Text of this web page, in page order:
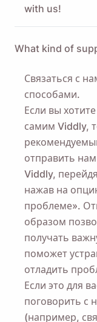
with us!
What kind of
Связаться с
способами.
Если вы
самим Viddly,
отправить
Viddly,
нажав на
проблеме».
образом
получать
поможет
отладить
Если это для
поговорить с
(например,